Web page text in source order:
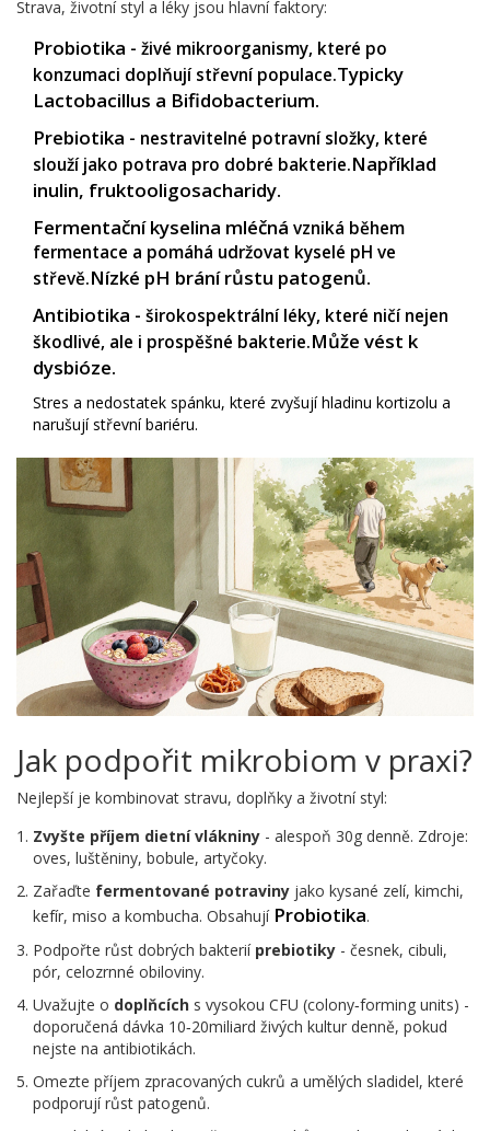
Strava, životní styl a léky jsou hlavní faktory:
Probiotika - živé mikroorganismy, které po
konzumaci doplňují střevní populace.Typicky
Lactobacillus a Bifidobacterium.
Prebiotika - nestravitelné potravní složky, které
slouží jako potrava pro dobré bakterie.Například
inulin, fruktooligosacharidy.
Fermentační kyselina mléčná vzniká během
fermentace a pomáhá udržovat kyselé pH ve
střevě.Nízké pH brání růstu patogenů.
Antibiotika - širokospektrální léky, které ničí nejen
škodlivé, ale i prospěšné bakterie.Může vést k
dysbióze.
Stres a nedostatek spánku, které zvyšují hladinu kortizolu a
narušují střevní bariéru.
Jak podpořit mikrobiom v praxi?
Nejlepší je kombinovat stravu, doplňky a životní styl:
Zvyšte příjem dietní vlákniny - alespoň 30g denně. Zdroje:
oves, luštěniny, bobule, artyčoky.
Zařaďte fermentované potraviny jako kysané zelí, kimchi,
kefír, miso a kombucha. Obsahují Probiotika.
Podpořte růst dobrých bakterií prebiotiky - česnek, cibuli,
pór, celozrnné obiloviny.
Uvažujte o doplňcích s vysokou CFU (colony‑forming units) -
doporučená dávka 10‑20miliard živých kultur denně, pokud
nejste na antibiotikách.
Omezte příjem zpracovaných cukrů a umělých sladidel, které
podporují růst patogenů.